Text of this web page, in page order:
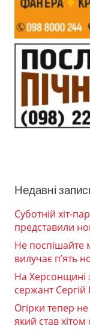
Недавні
Суботній хіт-
представили
Не поспішайте
вилучає п’ять
На Херсонщині
сержант
Огірки тепер
який став